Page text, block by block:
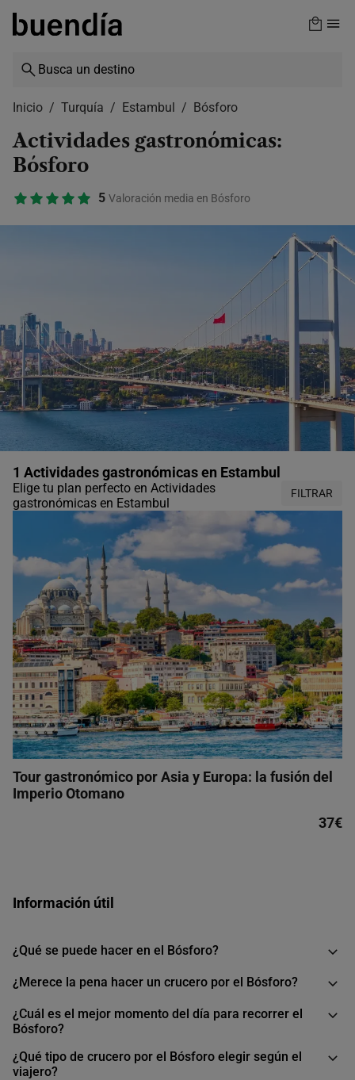
Skip
content
Inicio Turquía Estambul Bósforo
Actividades gastronómicas:
Bósforo
5 Valoración media en Bósforo
1 Actividades gastronómicas en Estambul
Elige tu plan perfecto en Actividades
gastronómicas en Estambul
FILTRAR
Tour gastronómico por Asia y Europa: la fusión del
Imperio Otomano
37€
Información útil
¿Qué se puede hacer en el Bósforo?
¿Merece la pena hacer un crucero por el Bósforo?
¿Cuál es el mejor momento del día para recorrer el
Bósforo?
¿Qué tipo de crucero por el Bósforo elegir según el
viajero?